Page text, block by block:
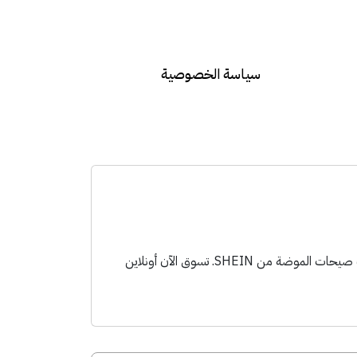
سياسة الخصوصية
احصل على كود خصم شي إن 2026 (artm15) واستمتع بأقوى العروض والتخفيضات على أحدث صيحات الموضة من SHEIN. تسوق الآن أونلاين